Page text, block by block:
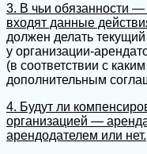
3. В чьи обязанности
входят данные
должен делать
у организации-
(в соответствии с
дополнительным
4. Будут ли
организацией —
арендодателем или нет.